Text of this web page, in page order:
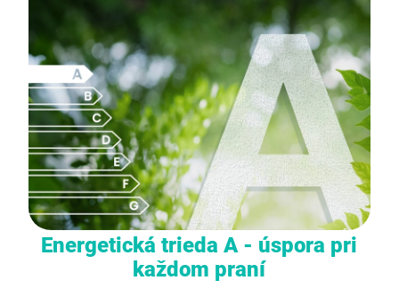
Energetická trieda A - úspora pri
každom praní